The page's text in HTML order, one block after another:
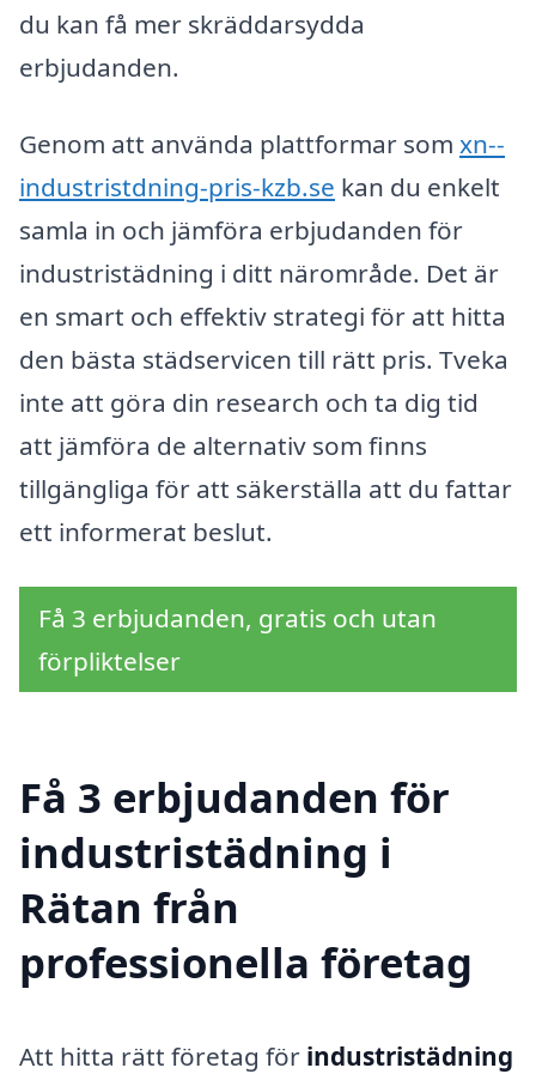
du kan få mer skräddarsydda
erbjudanden.
Genom att använda plattformar som xn--
industristdning-pris-kzb.se kan du enkelt
samla in och jämföra erbjudanden för
industristädning i ditt närområde. Det är
en smart och effektiv strategi för att hitta
den bästa städservicen till rätt pris. Tveka
inte att göra din research och ta dig tid
att jämföra de alternativ som finns
tillgängliga för att säkerställa att du fattar
ett informerat beslut.
Få 3 erbjudanden, gratis och utan
förpliktelser
Få 3 erbjudanden för
industristädning i
Rätan från
professionella företag
Att hitta rätt företag för industristädning